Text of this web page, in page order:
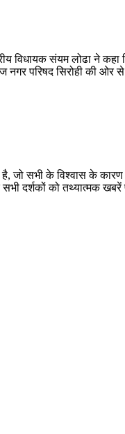
विधायक संयम लोढा ने
सिरोही की ओर से
जो सभी के विश्वास के
को तथ्यात्मक खबरें